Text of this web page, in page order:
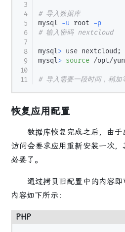
# 导入数据库
mysql -u root -p
# 输入密码 nextcloud
mysql> use nextcloud ;
mysql> source /opt/
# 导入需要一段时间，稍加
恢复应用配置
数据库恢复完成之后，由于
访问会要求应用重新安装一次
必要了。
通过拷贝旧配置中的内容即
内容如下所示：
PHP